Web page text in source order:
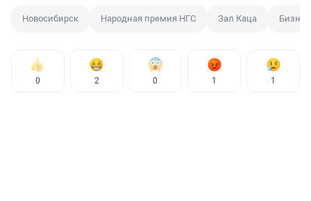
Новосибирск Народная премия НГС Зал Каца Бизнес
0 2 0 1 1